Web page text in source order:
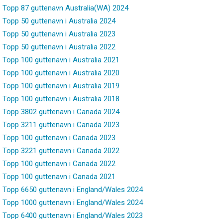
Topp 87 guttenavn Australia(WA) 2024
Topp 50 guttenavn i Australia 2024
Topp 50 guttenavn i Australia 2023
Topp 50 guttenavn i Australia 2022
Topp 100 guttenavn i Australia 2021
Topp 100 guttenavn i Australia 2020
Topp 100 guttenavn i Australia 2019
Topp 100 guttenavn i Australia 2018
Topp 3802 guttenavn i Canada 2024
Topp 3211 guttenavn i Canada 2023
Topp 100 guttenavn i Canada 2023
Topp 3221 guttenavn i Canada 2022
Topp 100 guttenavn i Canada 2022
Topp 100 guttenavn i Canada 2021
Topp 6650 guttenavn i England/Wales 2024
Topp 1000 guttenavn i England/Wales 2024
Topp 6400 guttenavn i England/Wales 2023